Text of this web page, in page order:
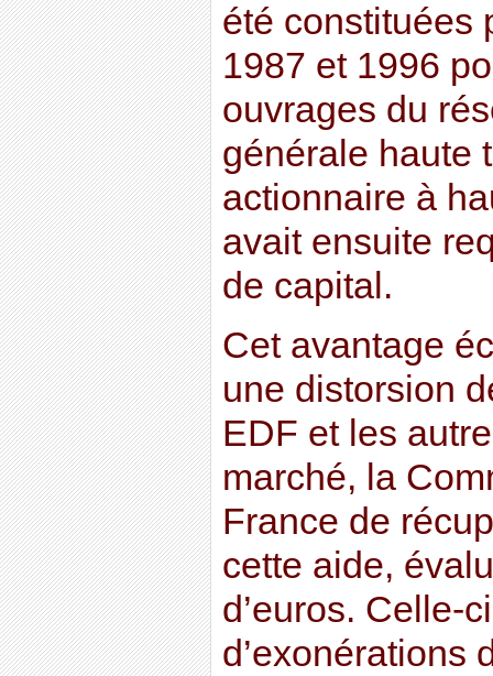
été constituées
1987 et 1996
ouvrages du
générale haute
actionnaire à
avait ensuite
de capital.
Cet avantage
une distorsion
EDF et les
marché, la
France de
cette aide,
d’euros. Celle-
d’exonérations